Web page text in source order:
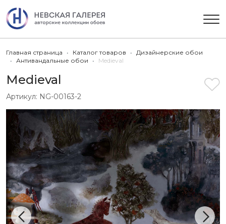
Главная страница Каталог товаров
Дизайнерские обои
Антивандальные обои
Medieval
Medieval
Артикул: NG-00163-2